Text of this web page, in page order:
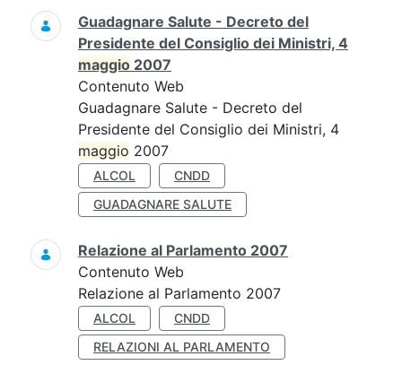
Ricerca
Guadagnare Salute - Decreto del
Presidente del Consiglio dei Ministri, 4
maggio 2007
Contenuto Web
Guadagnare Salute - Decreto del
Presidente del Consiglio dei Ministri, 4
maggio 2007
ALCOL
CNDD
GUADAGNARE SALUTE
Relazione al Parlamento 2007
Contenuto Web
Relazione al Parlamento 2007
ALCOL
CNDD
RELAZIONI AL PARLAMENTO